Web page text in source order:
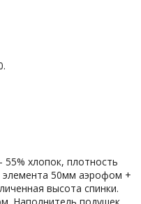
55% хлопок, плотность
элемента 50мм аэрофом +
высота спинки.